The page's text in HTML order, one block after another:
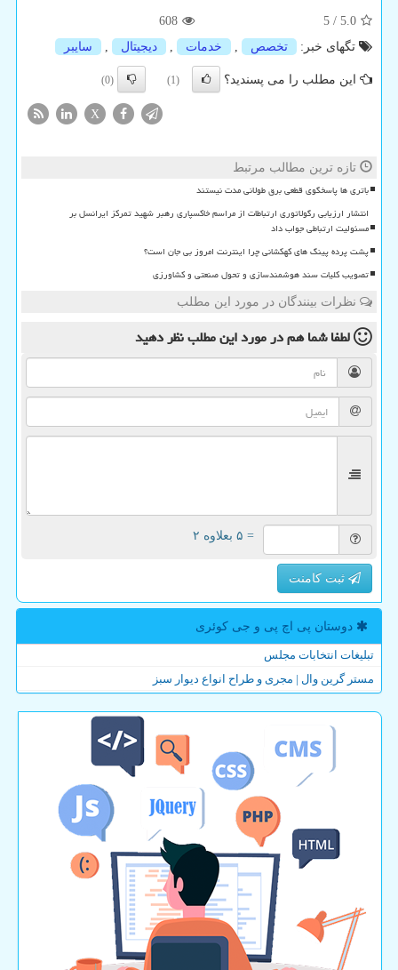
5.0
/
5
608
تگهای خبر:
تخصص , خدمات , دیجیتال , سایبر
این مطلب را می پسندید؟ (1)
(0)
X
تازه ترین مطالب مرتبط
باتری ها پاسخگوی قطعی برق طولانی مدت نیستند
انتشار ارزیابی رگولاتوری ارتباطات از مراسم خاکسپاری رهبر شهید تمرکز ایرانسل بر
مسئولیت ارتباطی جواب داد
پشت پرده پینگ های کهکشانی چرا اینترنت امروز بی جان است؟
تصویب کلیات سند هوشمندسازی و تحول صنعتی و کشاورزی
نظرات بینندگان در مورد این مطلب
لطفا شما همدر مورد این مطلبنظر دهید
= ۵ بعلاوه ۲
ثبت کامنت
دوستان پی اچ پی و جی كوئری
تبلیغات انتخابات مجلس
مستر گرین وال | مجری و طراح انواع دیوار سبز